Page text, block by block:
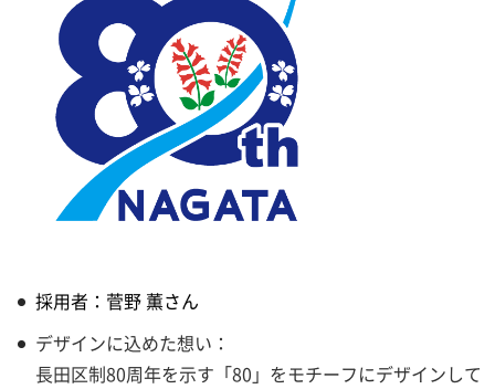
採用者：菅野 薫さん
デザインに込めた想い：
長田区制80周年を示す「80」をモチーフにデザインして